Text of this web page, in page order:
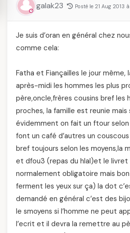
galak23 Posté le 21 Aug 2013
Je suis d’oran en général chez
comme cela:
Fatha et Fiançailles le jour même,
après-midi les hommes les plus
père,oncle,frères cousins bref les
proches, la famille est reunie mais
évidemment on fait un ftour selon
font un café d’autres un
bref toujours selon les moyens,la
et dfou3 (repas du hlal)et le livret
normalement obligatoire mais
ferment les yeux sur ça) la dot
demandé en général c’est des
le smoyens si l’homme ne peut
l’ecrit et il devra la remettre au